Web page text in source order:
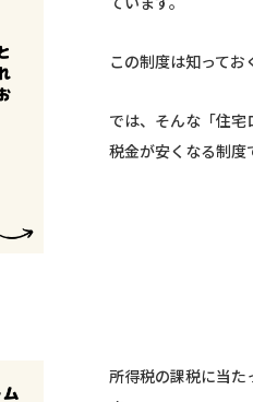
この制度は知ってお
では、そんな「住宅
税金が安くなる制度
所得税の課税に当た